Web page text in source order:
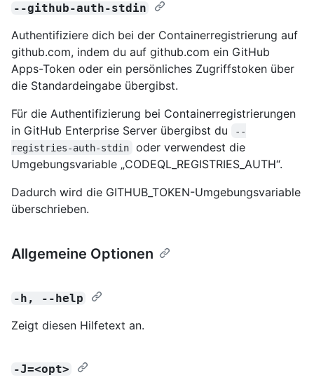
--github-auth-stdin
Authentifiziere dich bei der Containerregistrierung auf
github.com, indem du auf github.com ein GitHub
Apps-Token oder ein persönliches Zugriffstoken über
die Standardeingabe übergibst.
Für die Authentifizierung bei Containerregistrierungen
in GitHub Enterprise Server übergibst du
--
registries-auth-stdin
oder verwendest die
Umgebungsvariable „CODEQL_REGISTRIES_AUTH“.
Dadurch wird die GITHUB_TOKEN-Umgebungsvariable
überschrieben.
Allgemeine Optionen
-h, --help
Zeigt diesen Hilfetext an.
-J=<opt>